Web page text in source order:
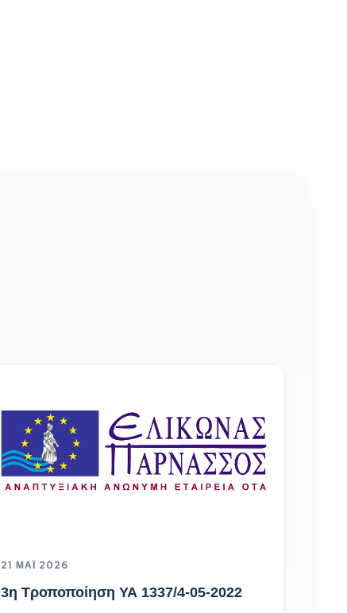
21 ΜΆΙ 2026
3η Τροποποίηση ΥΑ 1337/4-05-2022